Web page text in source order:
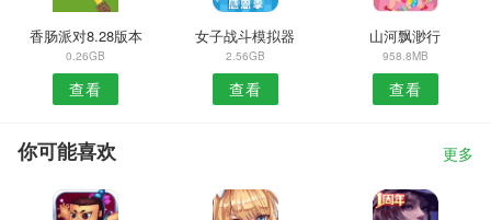
香肠派对8.28版本
0.26GB
查看
女子战斗模拟器
2.56GB
查看
山河飘渺行
958.8MB
查看
你可能喜欢 更多